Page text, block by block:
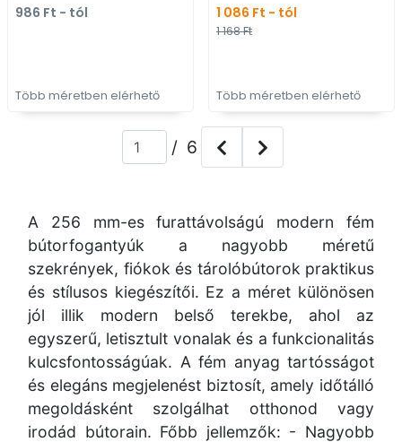
fogantyú
986 Ft - tól
Több méretben elérhető
1 086 Ft - tól
1 168 Ft
Több méretben elérhető
/ 6
A 256 mm-es furattávolságú modern fém
bútorfogantyúk a nagyobb méretű
szekrények, fiókok és tárolóbútorok praktikus
és stílusos kiegészítői. Ez a méret különösen
jól illik modern belső terekbe, ahol az
egyszerű, letisztult vonalak és a funkcionalitás
kulcsfontosságúak. A fém anyag tartósságot
és elegáns megjelenést biztosít, amely időtálló
megoldásként szolgálhat otthonod vagy
irodád bútorain. Főbb jellemzők: - Nagyobb